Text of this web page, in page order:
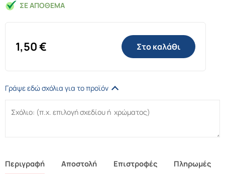
ΣΕ ΑΠΌΘΕΜΑ
1,50€ Στο καλάθι
Γράψε εδώ σχόλια για το προϊόν
Περιγραφή Αποστολή Επιστροφές Πληρωμές